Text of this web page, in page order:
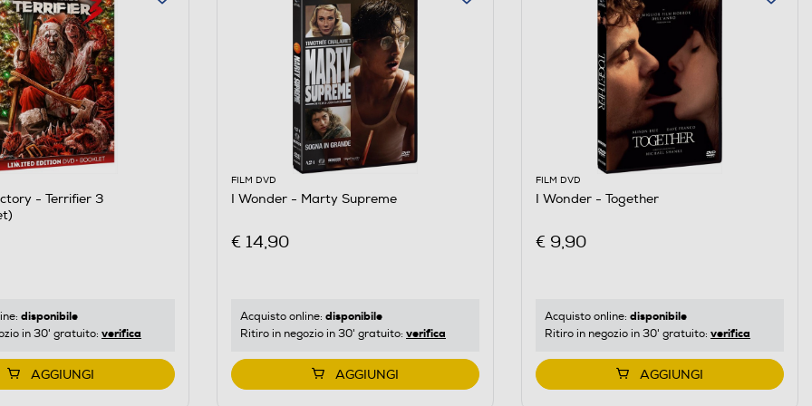
- Terrifier 3
disponibile
in 30' gratuito: verifica
AGGIUNGI
FILM DVD
I Wonder - Marty Supreme
€ 14,90
Acquisto online: disponibile
Ritiro in negozio in 30' gratuito: verifica
AGGIUNGI
FILM DVD
I Wonder - Together
€ 9,90
Acquisto online: disponibile
Ritiro in negozio in 30' gratuito: verifica
AGGIUNGI